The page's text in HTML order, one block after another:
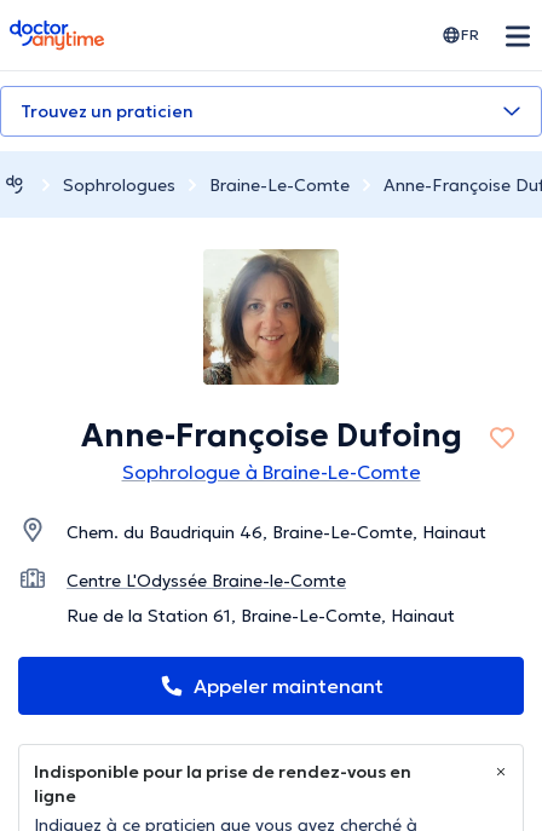
doctoranytime FR
Trouvez un praticien
Sophrologues Braine-Le-Comte Anne-Françoise
Anne-Françoise Dufoing
Sophrologue à Braine-Le-Comte
Chem. du Baudriquin 46, Braine-Le-Comte, Hainaut
Centre L'Odyssée Braine-le-Comte
Rue de la Station 61, Braine-Le-Comte, Hainaut
Appeler maintenant
Indisponible pour la prise de rendez-vous en
ligne
Indiquez à ce praticien que vous avez cherché à